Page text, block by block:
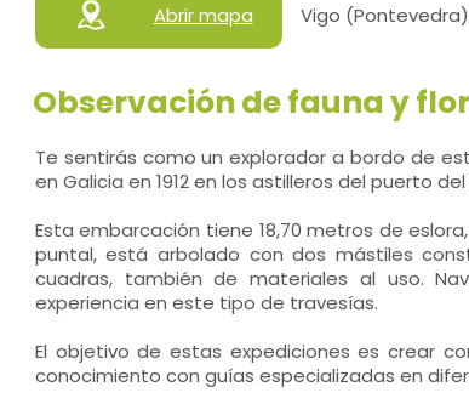
Abrir mapa Vigo
Observación de fauna y
Te sentirás como un explorador a bordo de
en Galicia en 1912 en los astilleros del puerto
Esta embarcación tiene 18,70 metros de
puntal, está arbolado con dos mástiles
cuadras, también de materiales al uso.
experiencia en este tipo de travesías.
El objetivo de estas expediciones es crear
conocimiento con guías especializadas en